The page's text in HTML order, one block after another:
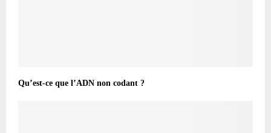
Qu’est-ce que l’ADN non codant ?